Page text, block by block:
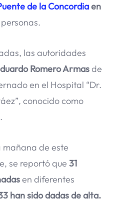
de la Concordiaen
las autoridades
Romero Armasde
en el Hospital “Dr.
conocido como
mañana de este
se reportó que 31
en diferentes
han sido dadas de alta.